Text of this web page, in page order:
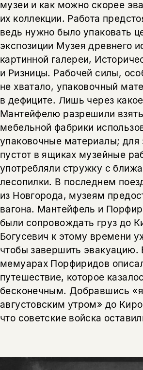
музеи и как можно скорее
их коллекции. Работа
ведь нужно было упаковать
экспозиции Музея древнего
картинной галереи,
и Ризницы. Рабочей силы,
не хватало, упаковочный
в дефиците. Лишь через
Мантейфелю разрешили
мебельной фабрики
упаковочные материалы; для
пустот в ящиках музейные
употребляли стружку с
лесопилки. В последнем
из Новгорода, музеям
вагона. Мантейфель и
были сопровождать груз до
Богусевич к этому времени
чтобы завершить эвакуацию.
мемуарах Порфиридов
путешествие, которое
бесконечным. Добравшись
августовским утром» до
что советские войска